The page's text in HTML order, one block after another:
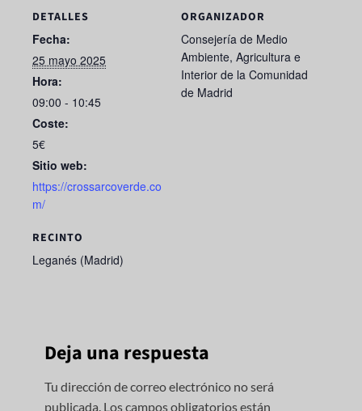
o
k
DETALLES
Fecha:
25 mayo 2025
Hora:
09:00 - 10:45
Coste:
5€
Sitio web:
https://crossarcoverde.co
m/
RECINTO
Leganés (Madrid)
ORGANIZADOR
Consejería de Medio
Ambiente, Agricultura e
Interior de la Comunidad
de Madrid
Deja una respuesta
Tu dirección de correo electrónico no será
publicada. Los campos obligatorios están